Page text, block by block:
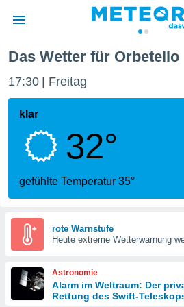
wurde
dass
sind.
diese
Das Wetter für Orbetello
17:30 Freitag
klar
32°
gefühlte Temperatur 35°
rote Warnstufe
Heute extreme Wetterwarnung
Astronomie
Alarm im Weltraum: Der
Rettung des Swift-